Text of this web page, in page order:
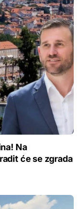
Na
će se zgrada